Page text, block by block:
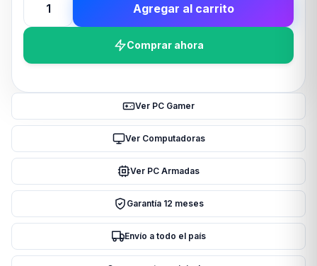
Mouse
c/cable
cantidad
Agregar al carrito
Comprar ahora
Ver PC Gamer
Ver Computadoras
Ver PC Armadas
Garantía 12 meses
Envío a todo el país